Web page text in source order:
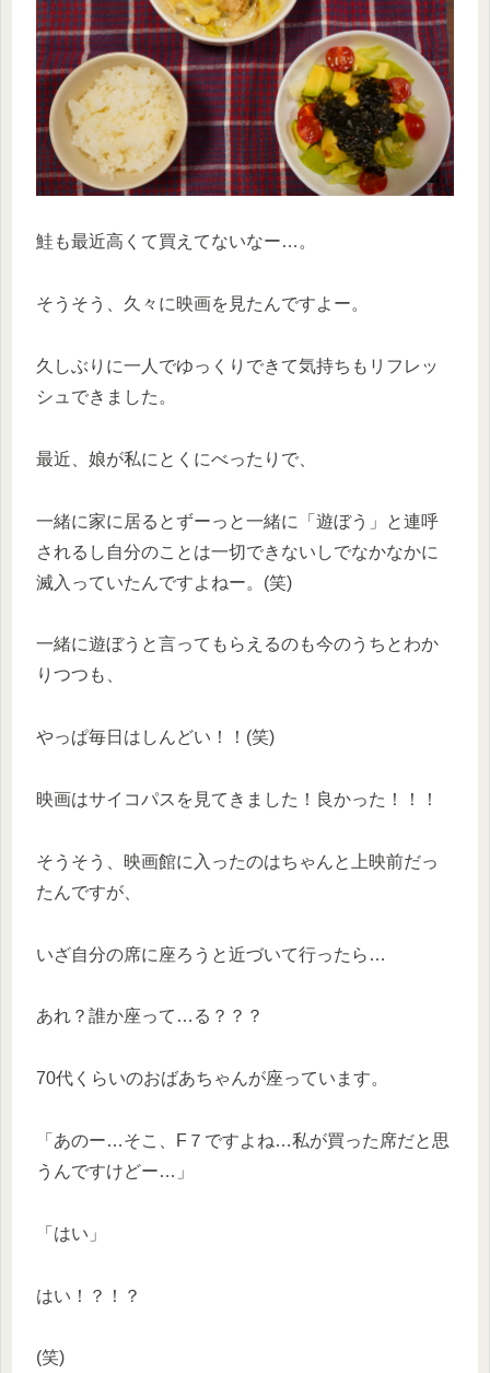
鮭も最近高くて買えてないなー…。
そうそう、久々に映画を見たんですよー。
久しぶりに一人でゆっくりできて気持ちもリフレッ
シュできました。
最近、娘が私にとくにべったりで、
一緒に家に居るとずーっと一緒に「遊ぼう」と連呼
されるし自分のことは一切できないしでなかなかに
滅入っていたんですよねー。(笑)
一緒に遊ぼうと言ってもらえるのも今のうちとわか
りつつも、
やっぱ毎日はしんどい！！(笑)
映画はサイコパスを見てきました！良かった！！！
そうそう、映画館に入ったのはちゃんと上映前だっ
たんですが、
いざ自分の席に座ろうと近づいて行ったら…
あれ？誰か座って…る？？？
70代くらいのおばあちゃんが座っています。
「あのー…そこ、F７ですよね…私が買った席だと思
うんですけどー…」
「はい」
はい！？！？
(笑)